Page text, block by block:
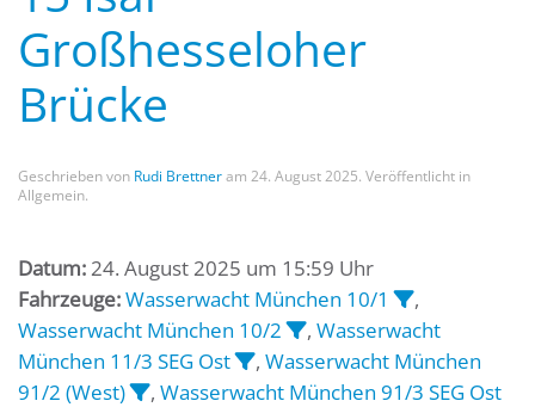
Großhesseloher
Brücke
Geschrieben von Rudi Brettneram 24. August 2025. Veröffentlicht in
Allgemein.
Datum:24. August 2025 um 15:59 Uhr
Fahrzeuge:Wasserwacht München 10/1
,
Wasserwacht München 10/2
, Wasserwacht
München 11/3 SEG Ost
, Wasserwacht München
91/2 (West)
, Wasserwacht München 91/3 SEG Ost